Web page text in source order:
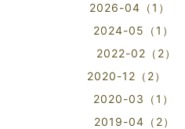
2026-04（1）
2024-05（1）
2022-02（2）
2020-12（2）
2020-03（1）
2019-04（2）